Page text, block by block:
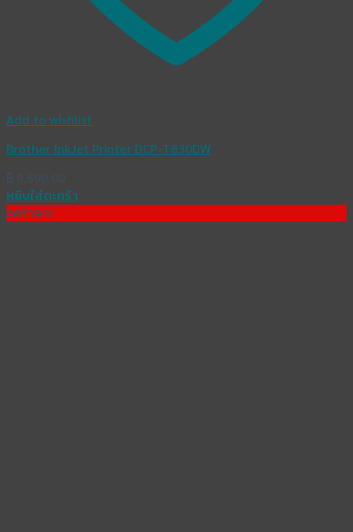
Add to wishlist
Brother InkJet Printer DCP-T830DW
฿ 8,590.00
หยิบใส่ตะกร้า
ลดราคา!